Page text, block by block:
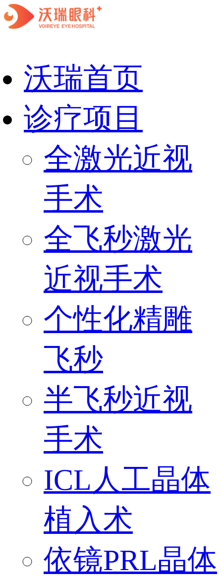
沃瑞首页
诊疗项目
全激光近视
手术
全飞秒激光
近视手术
个性化精雕
飞秒
半飞秒近视
手术
ICL人工晶体
植入术
依镜PRL晶体